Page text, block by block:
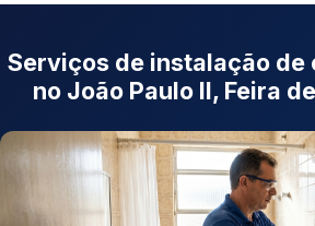
Serviços de instalação
no João Paulo II, Feira